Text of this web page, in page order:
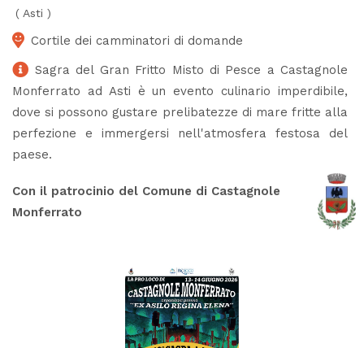
( Asti )
Cortile dei camminatori di domande
Sagra del Gran Fritto Misto di Pesce a Castagnole
Monferrato ad Asti è un evento culinario imperdibile,
dove si possono gustare prelibatezze di mare fritte alla
perfezione e immergersi nell'atmosfera festosa del
paese.
Con il patrocinio del Comune di Castagnole
Monferrato